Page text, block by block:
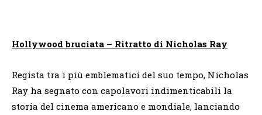
Hollywood bruciata – Ritratto di Nicholas Ray
Regista tra i più emblematici del suo tempo, Nicholas
Ray ha segnato con capolavori indimenticabili la
storia del cinema americano e mondiale, lanciando